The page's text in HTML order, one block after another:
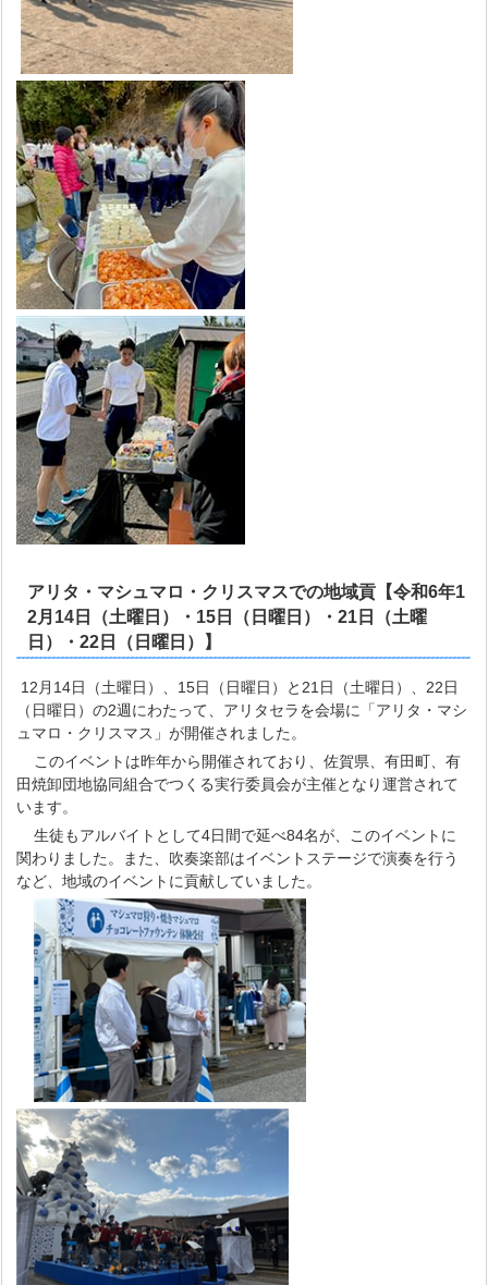
アリタ・マシュマロ・クリスマスでの地域貢【令和6年1
2月14日（土曜日）・15日（日曜日）・21日（土曜
日）・22日（日曜日）】
12月14日（土曜日）、15日（日曜日）と21日（土曜日）、22日
（日曜日）の2週にわたって、アリタセラを会場に「アリタ・マシ
ュマロ・クリスマス」が開催されました。
このイベントは昨年から開催されており、佐賀県、有田町、有
田焼卸団地協同組合でつくる実行委員会が主催となり運営されて
います。
生徒もアルバイトとして4日間で延べ84名が、このイベントに
関わりました。また、吹奏楽部はイベントステージで演奏を行う
など、地域のイベントに貢献していました。